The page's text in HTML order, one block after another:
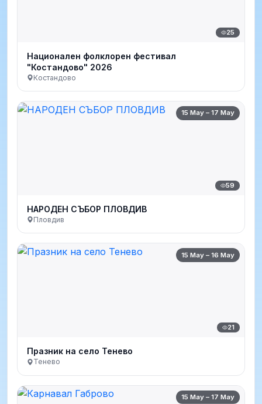
25
Национален фолклорен фестивал
"Костандово" 2026
Костандово
15 May – 17 May
59
НАРОДЕН СЪБОР ПЛОВДИВ
Пловдив
15 May – 16 May
21
Празник на село Тенево
Тенево
15 May – 17 May